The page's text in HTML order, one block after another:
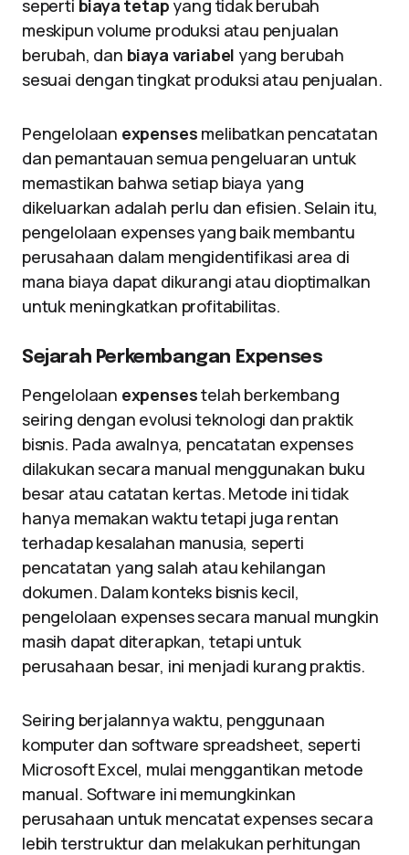
seperti biaya tetap yang tidak berubah
meskipun volume produksi atau penjualan
berubah, dan biaya variabel yang berubah
sesuai dengan tingkat produksi atau penjualan.
Pengelolaan expenses melibatkan pencatatan
dan pemantauan semua pengeluaran untuk
memastikan bahwa setiap biaya yang
dikeluarkan adalah perlu dan efisien. Selain itu,
pengelolaan expenses yang baik membantu
perusahaan dalam mengidentifikasi area di
mana biaya dapat dikurangi atau dioptimalkan
untuk meningkatkan profitabilitas.
Sejarah Perkembangan Expenses
Pengelolaan expensestelah berkembang
seiring dengan evolusi teknologi dan praktik
bisnis. Pada awalnya, pencatatan expenses
dilakukan secara manual menggunakan buku
besar atau catatan kertas. Metode ini tidak
hanya memakan waktu tetapi juga rentan
terhadap kesalahan manusia, seperti
pencatatan yang salah atau kehilangan
dokumen. Dalam konteks bisnis kecil,
pengelolaan expenses secara manual mungkin
masih dapat diterapkan, tetapi untuk
perusahaan besar, ini menjadi kurang praktis.
Seiring berjalannya waktu, penggunaan
komputer dan software spreadsheet, seperti
Microsoft Excel, mulai menggantikan metode
manual. Software ini memungkinkan
perusahaan untuk mencatat expenses secara
lebih terstruktur dan melakukan perhitungan